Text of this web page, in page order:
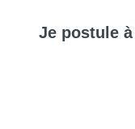
Je postule